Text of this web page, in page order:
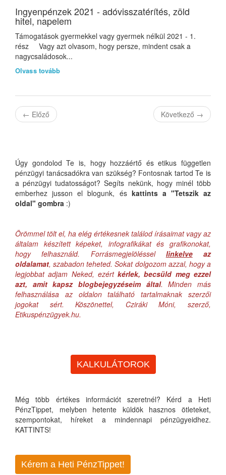
Ingyenpénzek 2021 - adóvisszatérítés, zöld
hitel, napelem
Támogatások gyermekkel vagy gyermek nélkül 2021 - 1.
rész Vagy azt olvasom, hogy persze, mindent csak a
nagycsaládosok...
Olvass tovább
← Előző Következő →
Úgy gondolod Te is, hogy hozzáértő és etikus független
pénzügyi tanácsadókra van szükség? Fontosnak tartod Te is
a pénzügyi tudatosságot? Segíts nekünk, hogy minél több
emberhez jusson el blogunk, és kattints a "Tetszik az
oldal" gombra :)
Örömmel tölt el, ha elég értékesnek találod írásaimat vagy az
általam készített képeket, infografikákat és grafikonokat,
hogy felhasználd. Forrásmegjelöléssel linkelveaz
oldalamat, szabadon teheted. Sokat dolgozom azzal, hogy a
legjobbat adjam Neked, ezértkérlek, becsüld meg ezzel
azt, amit kapsz blogbejegyzéseim által. Minden más
felhasználása az oldalon található tartalmaknak szerzői
jogokat sért. Köszönettel, Cziráki Móni, szerző,
Etikuspénzügyek.hu.
KALKULÁTOROK
Még több értékes információt szeretnél? Kérd a Heti
PénzTippet, melyben hetente küldök hasznos ötleteket,
szempontokat, híreket a mindennapi pénzügyeidhez.
KATTINTS!
Kérem a Heti PénzTippet!